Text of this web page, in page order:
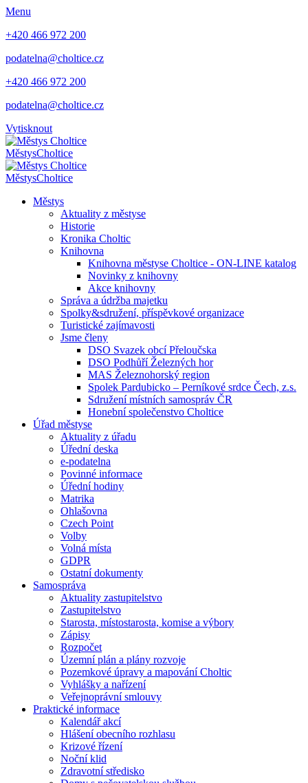
Menu
+420 466 972 200
podatelna@choltice.cz
+420 466 972 200
podatelna@choltice.cz
Vytisknout
MěstysCholtice
MěstysCholtice
Městys
Aktuality z městyse
Historie
Kronika Choltic
Knihovna
Knihovna městyse Choltice - ON-LINE katalog
Novinky z knihovny
Akce knihovny
Správa a údržba majetku
Spolky&sdružení, příspěvkové organizace
Turistické zajímavosti
Jsme členy
DSO Svazek obcí Přeloučska
DSO Podhůří Železných hor
MAS Železnohorský region
Spolek Pardubicko – Perníkové srdce Čech, z.s.
Sdružení místních samospráv ČR
Honební společenstvo Choltice
Úřad městyse
Aktuality z úřadu
Úřední deska
e-podatelna
Povinné informace
Úřední hodiny
Matrika
Ohlašovna
Czech Point
Volby
Volná místa
GDPR
Ostatní dokumenty
Samospráva
Aktuality zastupitelstvo
Zastupitelstvo
Starosta, místostarosta, komise a výbory
Zápisy
Rozpočet
Územní plán a plány rozvoje
Pozemkové úpravy a mapování Choltic
Vyhlášky a nařízení
Veřejnoprávní smlouvy
Praktické informace
Kalendář akcí
Hlášení obecního rozhlasu
Krizové řízení
Noční klid
Zdravotní středisko